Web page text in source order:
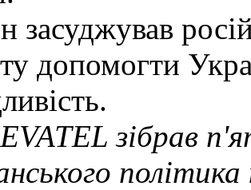
засуджував
допомогти
зібрав